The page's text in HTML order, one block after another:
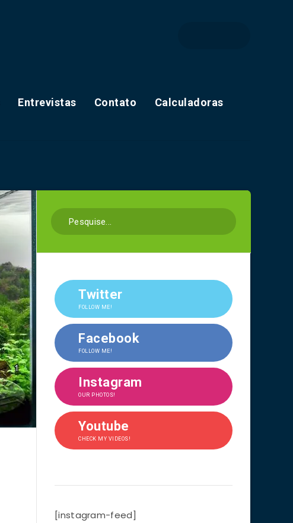
Entrevistas Contato Calculadoras
Twitter
FOLLOW ME!
Facebook
FOLLOW ME!
Instagram
OUR PHOTOS!
Youtube
CHECK MY VIDEOS!
[instagram-feed]